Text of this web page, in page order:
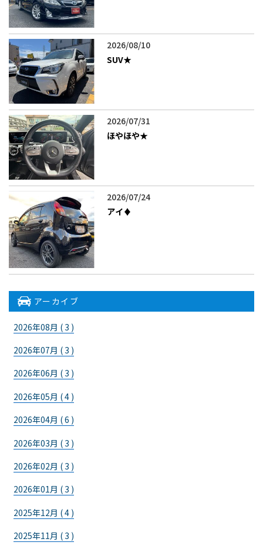
2026/08/10
SUV★
2026/07/31
ほやほや★
2026/07/24
アイ♦️
アーカイブ
2026年08月 ( 3 )
2026年07月 ( 3 )
2026年06月 ( 3 )
2026年05月 ( 4 )
2026年04月 ( 6 )
2026年03月 ( 3 )
2026年02月 ( 3 )
2026年01月 ( 3 )
2025年12月 ( 4 )
2025年11月 ( 3 )